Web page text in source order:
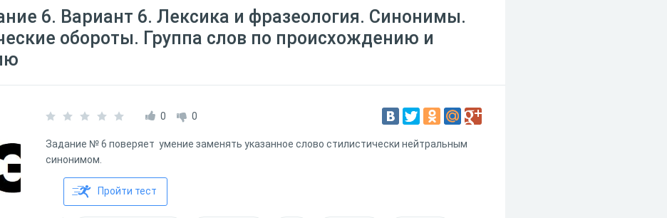
6. Вариант 6. Лексика и фразеология. Синонимы.
обороты. Группа слов по происхождению и
0 0
Задание № 6 поверяет умение заменять указанное слово стилистически нейтральным
синонимом.
Пройти тест